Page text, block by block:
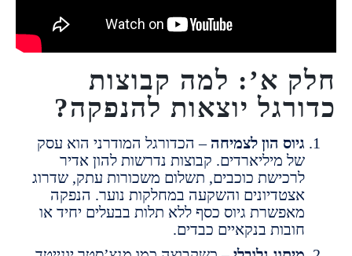
א’: למה קבוצות
יוצאות להנפקה?
גיוס הון לצמיחה – הכדורגל המודרני הוא עסק
של מיליארדים. קבוצות נדרשות להון אדיר
לרכישת כוכבים, תשלום משכורות עתק, שדרוג
אצטדיונים והשקעה במחלקות נוער. הנפקה
מאפשרת גיוס כסף ללא תלות בבעלים יחיד או
חובות בנקאיים כבדים.